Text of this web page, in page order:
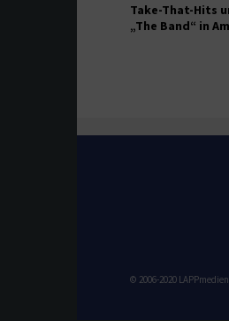
Take-That-Hits
„The Band“ in
© 2006-2020